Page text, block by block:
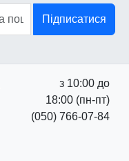
Підписатися
з 10:00 до
18:00 (пн-пт)
(050) 766-07-84